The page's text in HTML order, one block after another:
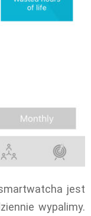
jest
wypalimy.